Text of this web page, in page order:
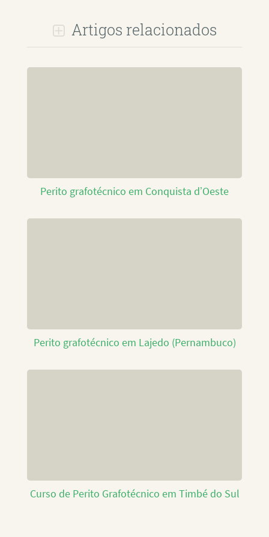
Artigos relacionados
Perito grafotécnico em Conquista d’Oeste
Perito grafotécnico em Lajedo (Pernambuco)
Curso de Perito Grafotécnico em Timbé do Sul